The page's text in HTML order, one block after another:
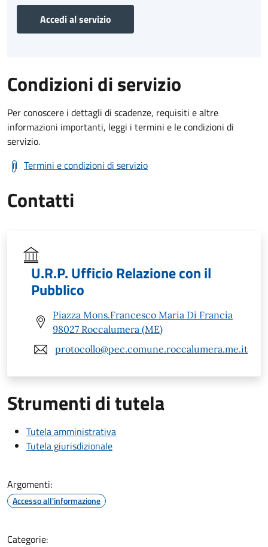
Accedi al servizio
Condizioni di servizio
Per conoscere i dettagli di scadenze, requisiti e altre
informazioni importanti, leggi i termini e le condizioni di
servizio.
Termini e condizioni di servizio
Contatti
U.R.P. Ufficio Relazione con il
Pubblico
Piazza Mons.Francesco Maria Di Francia
98027 Roccalumera (ME)
protocollo@pec.comune.roccalumera.me.it
Strumenti di tutela
Tutela amministrativa
Tutela giurisdizionale
Argomenti:
Accesso all'informazione
Categorie: